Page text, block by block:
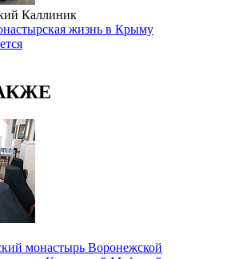
Каллиник
жизнь в Крыму
монастырь Воронежской